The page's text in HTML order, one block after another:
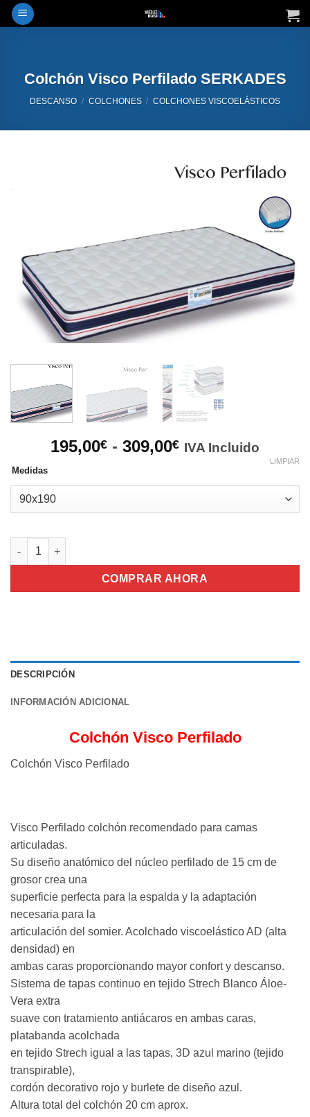
Saltar
al
Colchón Visco Perfilado SERKADES
DESCANSO / COLCHONES / COLCHONES VISCOELÁSTICOS
195,00€ - 309,00€Rango
195,00€
IVA Incluido
Medidas
LIMPIAR
Colchón Visco Perfilado SERKADES cantidad
COMPRAR AHORA
DESCRIPCIÓN
INFORMACIÓN ADICIONAL
Colchón Visco Perfilado
Colchón Visco Perfilado
Visco Perfilado colchón recomendado para camas
articuladas.
Su diseño anatómico del núcleo perfilado de 15 cm de
grosor crea una
superficie perfecta para la espalda y la adaptación
necesaria para la
articulación del somier. Acolchado viscoelástico AD (alta
densidad) en
ambas caras proporcionando mayor confort y descanso.
Sistema de tapas continuo en tejido Strech Blanco Áloe-
Vera extra
suave con tratamiento antiácaros en ambas caras,
platabanda acolchada
en tejido Strech igual a las tapas, 3D azul marino (tejido
transpirable),
cordón decorativo rojo y burlete de diseño azul.
Altura total del colchón 20 cm aprox.